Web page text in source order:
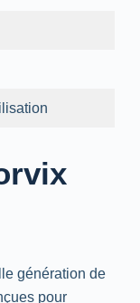
génération de
pour